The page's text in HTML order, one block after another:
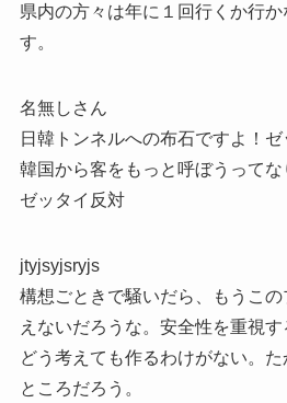
県内の方々は年に１回行くか行
す。
名無しさん
日韓トンネルへの布石ですよ！ゼ
韓国から客をもっと呼ぼうってな
ゼッタイ反対
jtyjsyjsryjs
構想ごときで騒いだら、もうこの
えないだろうな。安全性を重視
どう考えても作るわけがない。
ところだろう。